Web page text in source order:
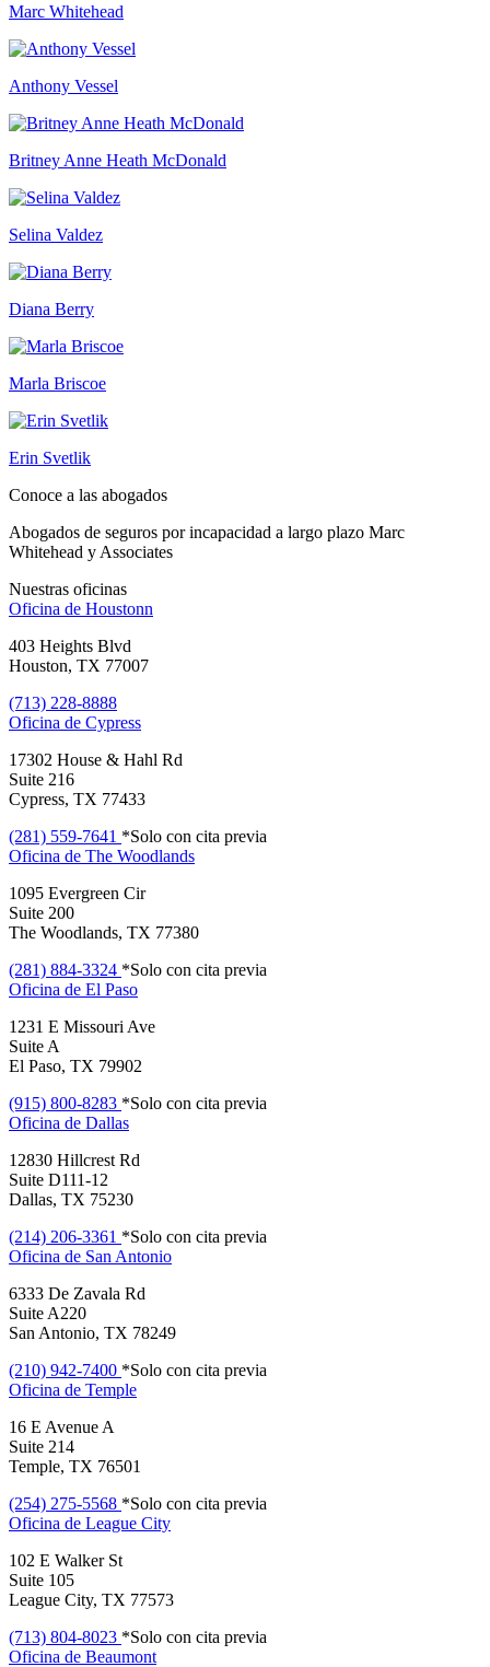
Marc Whitehead
Anthony Vessel
Britney Anne Heath McDonald
Selina Valdez
Diana Berry
Marla Briscoe
Erin Svetlik
Conoce a las abogados
Abogados de seguros por incapacidad a largo plazo Marc
Whitehead y Associates
Nuestras oficinas
Oficina de Houstonn
403 Heights Blvd
Houston, TX 77007
(713) 228-8888
Oficina de Cypress
17302 House & Hahl Rd
Suite 216
Cypress, TX 77433
(281) 559-7641 *Solo con cita previa
Oficina de The Woodlands
1095 Evergreen Cir
Suite 200
The Woodlands, TX 77380
(281) 884-3324 *Solo con cita previa
Oficina de El Paso
1231 E Missouri Ave
Suite A
El Paso, TX 79902
(915) 800-8283 *Solo con cita previa
Oficina de Dallas
12830 Hillcrest Rd
Suite D111-12
Dallas, TX 75230
(214) 206-3361 *Solo con cita previa
Oficina de San Antonio
6333 De Zavala Rd
Suite A220
San Antonio, TX 78249
(210) 942-7400 *Solo con cita previa
Oficina de Temple
16 E Avenue A
Suite 214
Temple, TX 76501
(254) 275-5568 *Solo con cita previa
Oficina de League City
102 E Walker St
Suite 105
League City, TX 77573
(713) 804-8023 *Solo con cita previa
Oficina de Beaumont